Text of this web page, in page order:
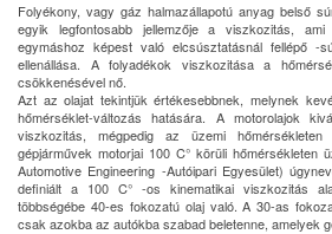
Folyékony, vagy gáz halmazállapotú anyag belső
egyik legfontosabb jellemzője a viszkozitás,
egymáshoz képest való elcsúsztatásnál fellépő -
ellenállása. A folyadékok viszkozitása a
csökkenésével nő.
Azt az olajat tekintjük értékesebbnek, melynek
hőmérséklet-változás hatására. A motorolajok
viszkozitás, mégpedig az üzemi
gépjárművek motorjai 100 C° körüli hőmérsékleten
Automotive Engineering -Autóipari Egyesület)
definiált a 100 C° -os kinematikai viszkozitás
többségébe 40-es fokozatú olaj való. A 30-as
csak azokba az autókba szabad beletenne, amelyek